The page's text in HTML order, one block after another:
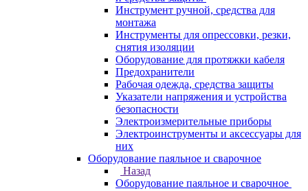
Инструмент ручной, средства для
монтажа
Инструменты для опрессовки, резки,
снятия изоляции
Оборудование для протяжки кабеля
Предохранители
Рабочая одежда, средства защиты
Указатели напряжения и устройства
безопасности
Электроизмерительные приборы
Электроинструменты и аксессуары для
них
Оборудование паяльное и сварочное
Назад
Оборудование паяльное и сварочное